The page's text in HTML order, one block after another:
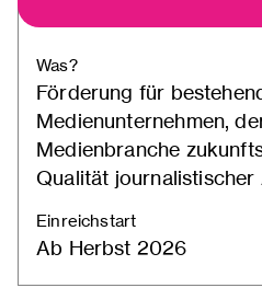
Was?
Förderung für
Medienunternehmen,
Medienbranche
Qualität
Einreichstart
Ab Herbst 2026